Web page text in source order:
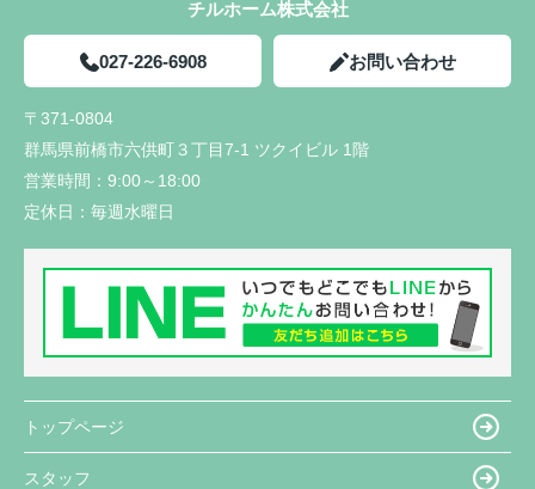
チルホーム株式会社
027-226-6908 お問い合わせ
〒371-0804
群馬県前橋市六供町３丁目7-1 ツクイビル 1階
営業時間： 9:00～18:00
定休日： 毎週水曜日
トップページ
スタッフ